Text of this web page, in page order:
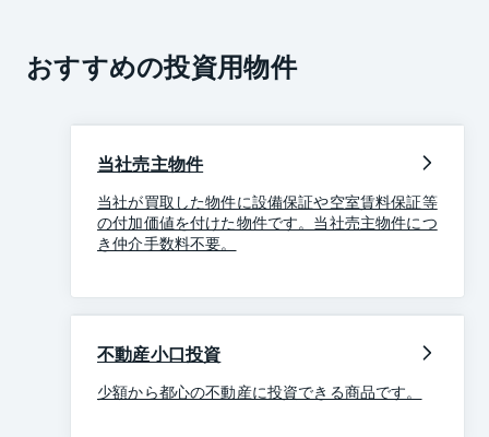
おすすめの投資用物件
当社売主物件
当社が買取した物件に設備保証や空室賃料保証等
の付加価値を付けた物件です。当社売主物件につ
き仲介手数料不要。
不動産小口投資
少額から都心の不動産に投資できる商品です。